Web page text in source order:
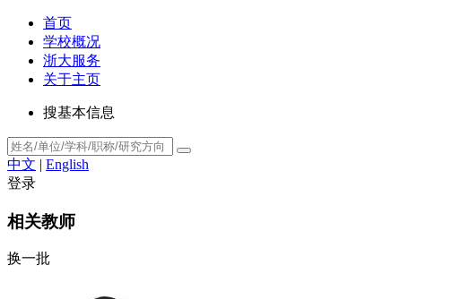
首页
学校概况
浙大服务
关于主页
搜基本信息
中文 | English
登录
相关教师
换一批